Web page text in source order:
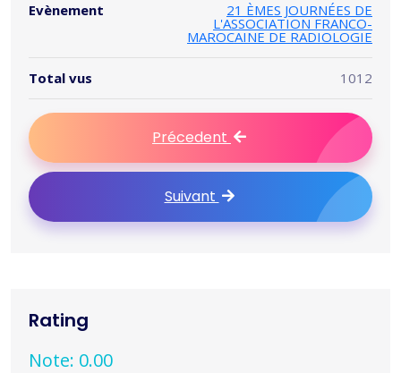
Evènement 21 ÈMES JOURNÉES DE
L'ASSOCIATION FRANCO-
MAROCAINE DE RADIOLOGIE
Total vus 1012
Précedent
Suivant
Rating
Note: 0.00